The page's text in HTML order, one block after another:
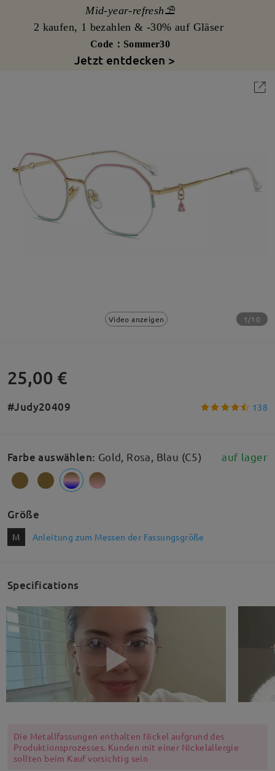
Mid-year-refresh⛱️
2 kaufen, 1 bezahlen & -30% auf Gläser
Code：Sommer30
Jetzt entdecken >
Video anzeigen 1/10
25,00 €
#Judy20409 138
Farbe auswählen: Gold, Rosa, Blau (C5) auf lager
Größe
M Anleitung zum Messen der Fassungsgröße
Specifications
Die Metallfassungen enthalten Nickel aufgrund des
Produktionsprozesses. Kunden mit einer Nickelallergie
sollten beim Kauf vorsichtig sein